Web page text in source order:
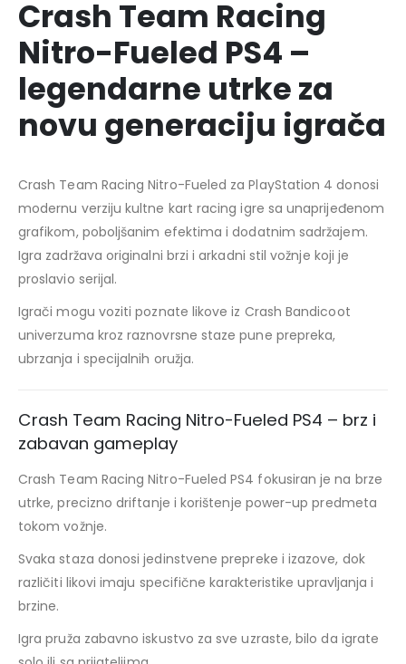
Crash Team Racing
Nitro-Fueled PS4 –
legendarne utrke za
novu generaciju igrača
Crash Team Racing Nitro-Fueled za PlayStation 4 donosi
modernu verziju kultne kart racing igre sa unaprijeđenom
grafikom, poboljšanim efektima i dodatnim sadržajem.
Igra zadržava originalni brzi i arkadni stil vožnje koji je
proslavio serijal.
Igrači mogu voziti poznate likove iz Crash Bandicoot
univerzuma kroz raznovrsne staze pune prepreka,
ubrzanja i specijalnih oružja.
Crash Team Racing Nitro-Fueled PS4 – brz i
zabavan gameplay
Crash Team Racing Nitro-Fueled PS4 fokusiran je na brze
utrke, precizno driftanje i korištenje power-up predmeta
tokom vožnje.
Svaka staza donosi jedinstvene prepreke i izazove, dok
različiti likovi imaju specifične karakteristike upravljanja i
brzine.
Igra pruža zabavno iskustvo za sve uzraste, bilo da igrate